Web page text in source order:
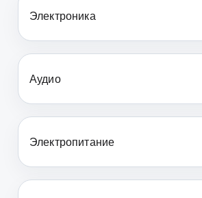
Электроника
Аудио
Электропитание